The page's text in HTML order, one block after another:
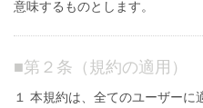
意味するものとします。
■第２条（規約の適用）
１ 本規約は、全てのユーザーに